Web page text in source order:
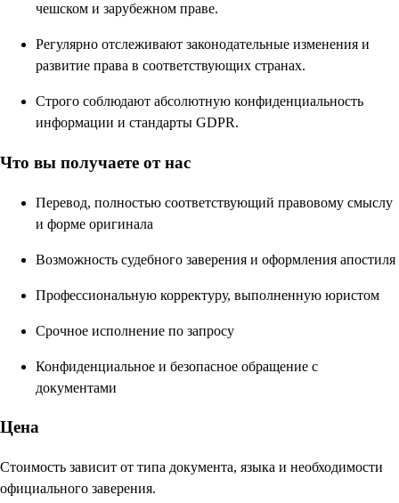
чешском и зарубежном праве.
Регулярно отслеживают законодательные изменения и
развитие права в соответствующих странах.
Строго соблюдают абсолютную конфиденциальность
информации и стандарты GDPR.
Что вы получаете от нас
Перевод, полностью соответствующий правовому смыслу
и форме оригинала
Возможность судебного заверения и оформления апостиля
Профессиональную корректуру, выполненную юристом
Срочное исполнение по запросу
Конфиденциальное и безопасное обращение с
документами
Цена
Стоимость зависит от типа документа, языка и необходимости
официального заверения.